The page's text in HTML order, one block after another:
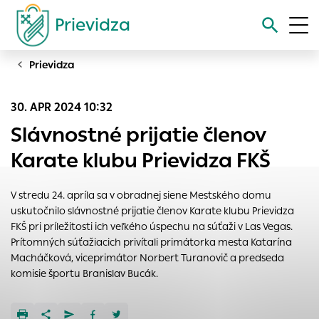
Prievidza
Vyhľadávanie
Prievidza
30. APR 2024 10:32
Slávnostné prijatie členov
Karate klubu Prievidza FKŠ
V stredu 24. apríla sa v obradnej siene Mestského domu
uskutočnilo slávnostné prijatie členov Karate klubu Prievidza
FKŠ pri príležitosti ich veľkého úspechu na súťaži v Las Vegas.
Prítomných súťažiacich privítali primátorka mesta Katarína
Macháčková, viceprimátor Norbert Turanovič a predseda
komisie športu Branislav Bucák.
Nastavenie cookies
Cookies sú malé súbory, do ktorých webové stránky môžu
ukladať informácie o vašej aktivite a preferenciách.
zapamätoval Vaše prihlásenie alebo aby sa uložila Vaša
voľba v tomto okne.
Vyberte úroveň cookies, ktorú chcete povoliť
Technické cookies
Technické súbory cookie sú pre prevádzku nevyhnutné a
umožňujú základné funkcie, ako je navigácia na stránke a